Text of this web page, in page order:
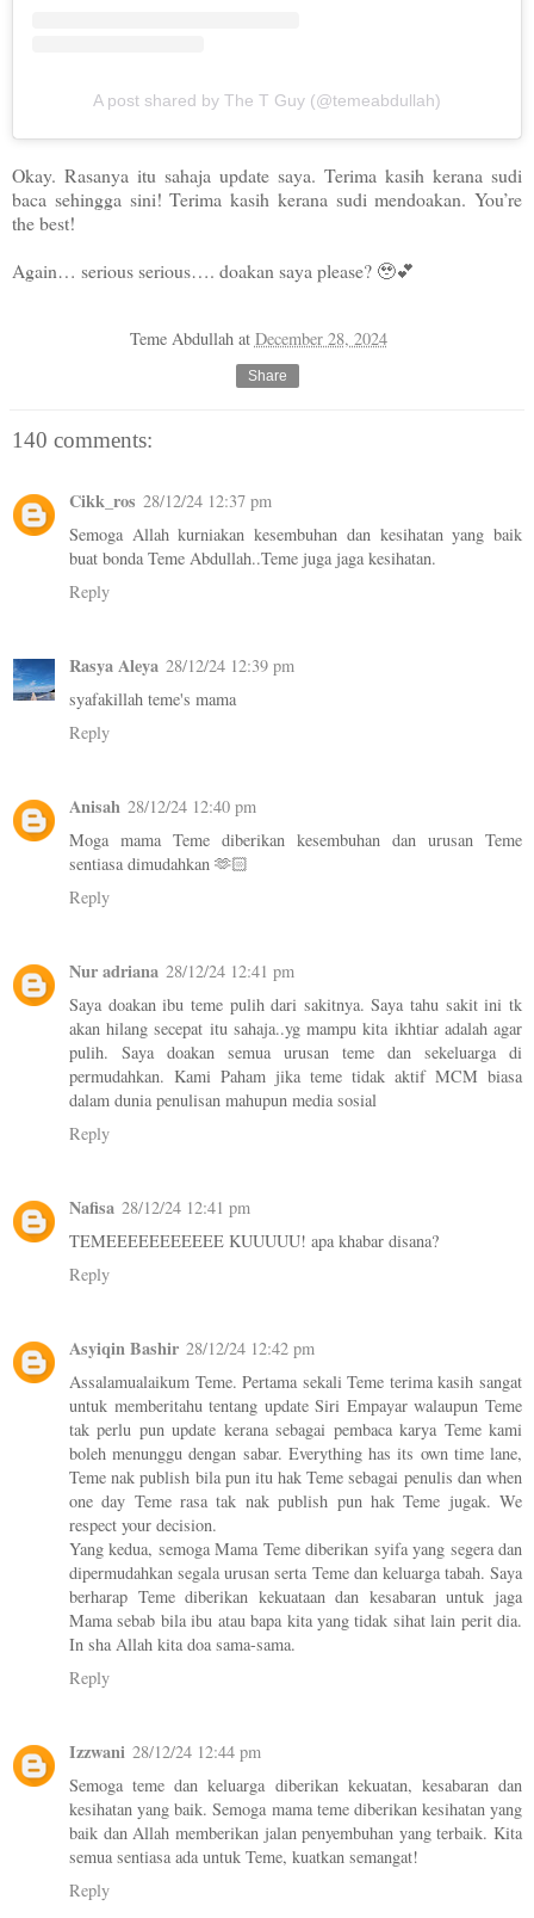
A post shared by The T Guy (@temeabdullah)
Okay. Rasanya itu sahaja update saya. Terima kasih kerana sudi
baca sehingga sini! Terima kasih kerana sudi mendoakan. You’re
the best!
Again… serious serious…. doakan saya please? 🥹💕
Teme Abdullah at December 28, 2024
Share
140 comments:
Cikk_ros 28/12/24 12:37 pm
Semoga Allah kurniakan kesembuhan dan kesihatan yang baik
buat bonda Teme Abdullah..Teme juga jaga kesihatan.
Reply
Rasya Aleya 28/12/24 12:39 pm
syafakillah teme's mama
Reply
Anisah 28/12/24 12:40 pm
Moga mama Teme diberikan kesembuhan dan urusan Teme
sentiasa dimudahkan 🫶🏻
Reply
Nur adriana 28/12/24 12:41 pm
Saya doakan ibu teme pulih dari sakitnya. Saya tahu sakit ini tk
akan hilang secepat itu sahaja..yg mampu kita ikhtiar adalah agar
pulih. Saya doakan semua urusan teme dan sekeluarga di
permudahkan. Kami Paham jika teme tidak aktif MCM biasa
dalam dunia penulisan mahupun media sosial
Reply
Nafisa 28/12/24 12:41 pm
TEMEEEEEEEEEEE KUUUUU! apa khabar disana?
Reply
Asyiqin Bashir 28/12/24 12:42 pm
Assalamualaikum Teme. Pertama sekali Teme terima kasih sangat
untuk memberitahu tentang update Siri Empayar walaupun Teme
tak perlu pun update kerana sebagai pembaca karya Teme kami
boleh menunggu dengan sabar. Everything has its own time lane,
Teme nak publish bila pun itu hak Teme sebagai penulis dan when
one day Teme rasa tak nak publish pun hak Teme jugak. We
respect your decision.
Yang kedua, semoga Mama Teme diberikan syifa yang segera dan
dipermudahkan segala urusan serta Teme dan keluarga tabah. Saya
berharap Teme diberikan kekuataan dan kesabaran untuk jaga
Mama sebab bila ibu atau bapa kita yang tidak sihat lain perit dia.
In sha Allah kita doa sama-sama.
Reply
Izzwani 28/12/24 12:44 pm
Semoga teme dan keluarga diberikan kekuatan, kesabaran dan
kesihatan yang baik. Semoga mama teme diberikan kesihatan yang
baik dan Allah memberikan jalan penyembuhan yang terbaik. Kita
semua sentiasa ada untuk Teme, kuatkan semangat!
Reply